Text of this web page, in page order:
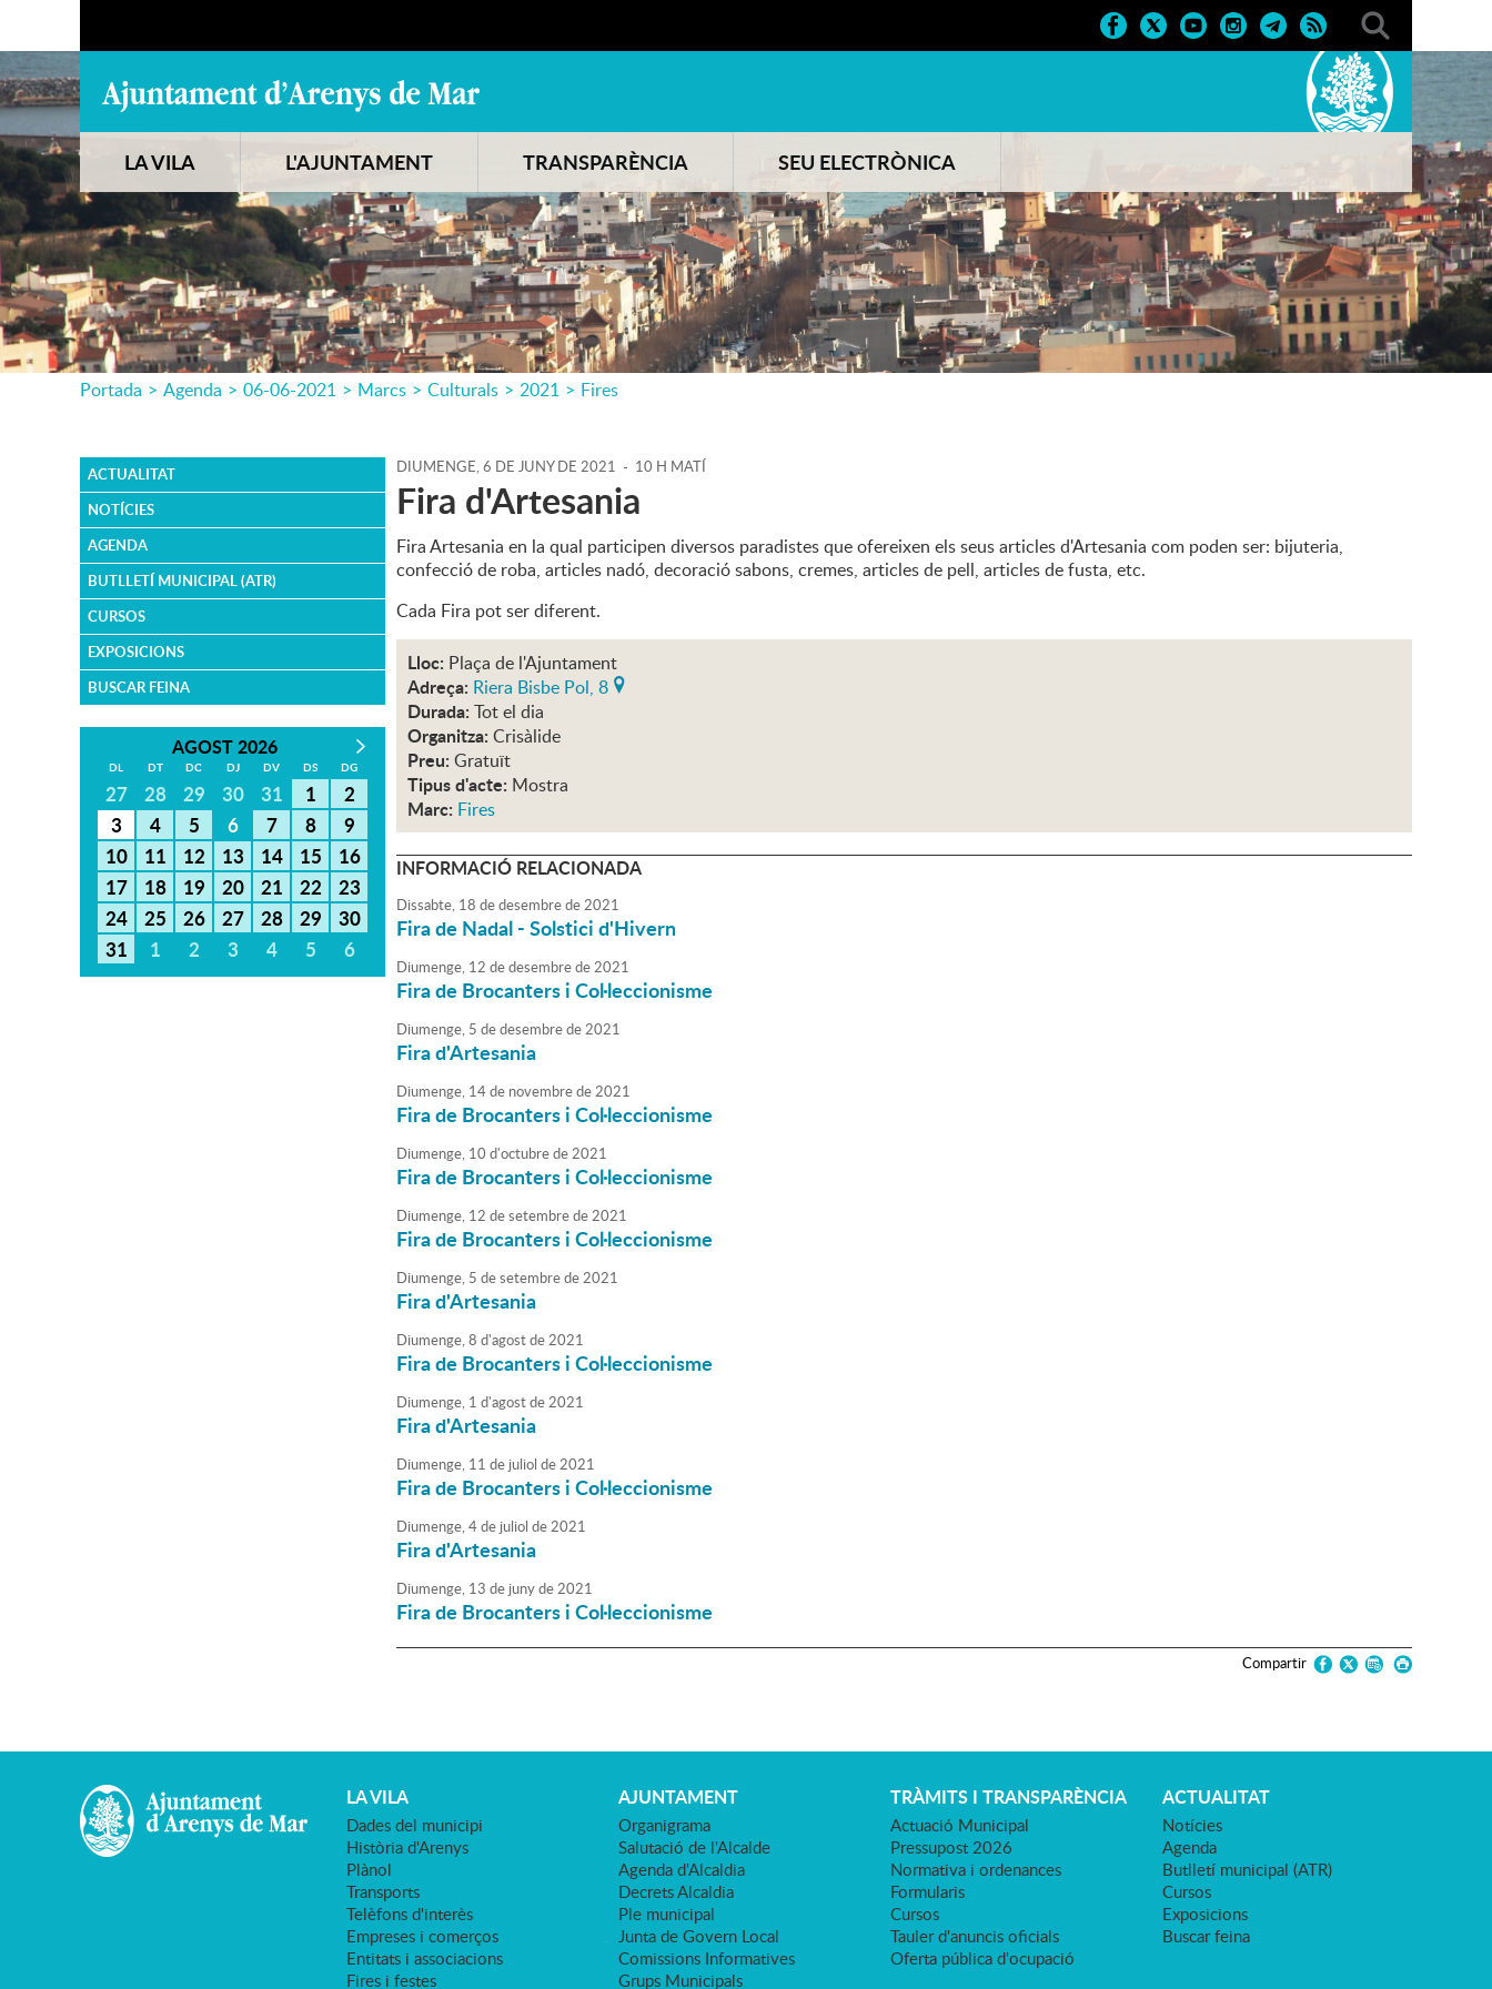
LA VILA L'AJUNTAMENT TRANSPARÈNCIA SEU ELECTRÒNICA
Portada > Agenda > 06-06-2021 > Marcs > Culturals > 2021 > Fires
ACTUALITAT
NOTÍCIES
AGENDA
BUTLLETÍ MUNICIPAL (ATR)
CURSOS
EXPOSICIONS
BUSCAR FEINA
AGOST 2026
DL DT DC DJ DV DS DG
27 28 29 30 31 1
2
3
4 5 6 7 8
9
10
11 12 13 14 15
16
17
18 19 20 21 22
23
24
25 26 27 28 29
30
31
1 2 3 4 5 6
DIUMENGE,6 DE JUNY DE 2021 - 10 H MATÍ
Fira d'Artesania
Fira Artesania en la qual participen diversos paradistes que ofereixen els seus articles d'Artesania com poden ser: bijuteria,
confecció de roba, articles nadó, decoració sabons, cremes, articles de pell, articles de fusta, etc.
Cada Fira pot ser diferent.
Lloc: Plaça de l'Ajuntament
Adreça: Riera Bisbe Pol, 8
Durada: Tot el dia
Organitza: Crisàlide
Preu: Gratuït
Tipus d'acte: Mostra
Marc: Fires
INFORMACIÓ RELACIONADA
Dissabte, 18 dedesembrede2021
Fira de Nadal - Solstici d'Hivern
Diumenge, 12 dedesembrede2021
Fira de Brocanters i Col·leccionisme
Diumenge, 5 dedesembrede2021
Fira d'Artesania
Diumenge, 14de novembrede2021
Fira de Brocanters i Col·leccionisme
Diumenge, 10 d'octubrede2021
Fira de Brocanters i Col·leccionisme
Diumenge, 12 desetembrede2021
Fira de Brocanters i Col·leccionisme
Diumenge, 5 desetembrede2021
Fira d'Artesania
Diumenge,8 d'agostde2021
Fira de Brocanters i Col·leccionisme
Diumenge, 1 d'agostde2021
Fira d'Artesania
Diumenge, 11 de juliol de2021
Fira de Brocanters i Col·leccionisme
Diumenge,4de juliol de2021
Fira d'Artesania
Diumenge, 13 de junyde2021
Fira de Brocanters i Col·leccionisme
Compartir
LA VILA
Dades del municipi
Història d'Arenys
Plànol
Transports
Telèfons d'interès
Empreses i comerços
Entitats i associacions
Fires i festes
AJUNTAMENT
Organigrama
Salutació de l'Alcalde
Agenda d'Alcaldia
Decrets Alcaldia
Ple municipal
Junta de Govern Local
Comissions Informatives
Grups Municipals
TRÀMITS I TRANSPARÈNCIA
Actuació Municipal
Pressupost 2026
Normativa i ordenances
Formularis
Cursos
Tauler d'anuncis oficials
Oferta pública d'ocupació
ACTUALITAT
Notícies
Agenda
Butlletí municipal (ATR)
Cursos
Exposicions
Buscar feina